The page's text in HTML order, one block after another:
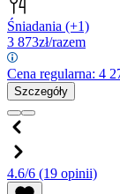
Śniadania (+1)
3 873zł/razem
Cena regularna: 4
Szczegóły
4.6/6 (19 opinii)